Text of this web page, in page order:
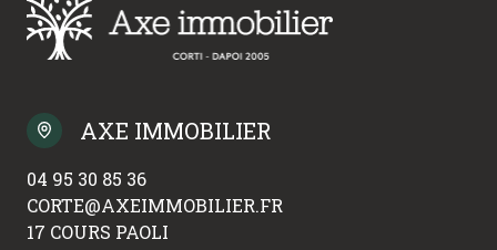
AXE IMMOBILIER
04 95 30 85 36
CORTE@AXEIMMOBILIER.FR
17 COURS PAOLI